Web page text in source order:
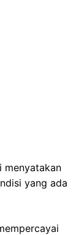
menyatakan
yang ada